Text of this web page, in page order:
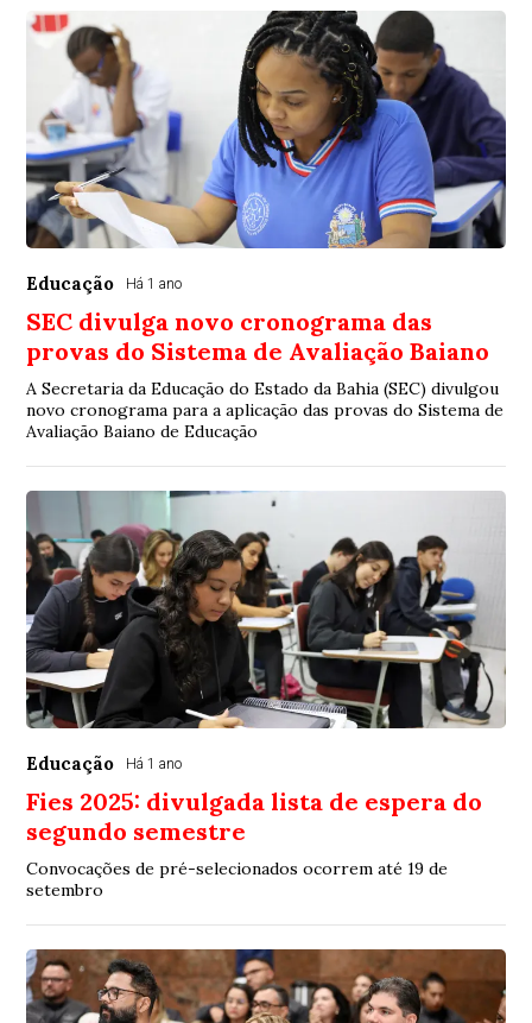
Educação Há 1 ano
SEC divulga novo cronograma das
provas do Sistema de Avaliação Baiano
A Secretaria da Educação do Estado da Bahia (SEC) divulgou
novo cronograma para a aplicação das provas do Sistema de
Avaliação Baiano de Educação
Educação Há 1 ano
Fies 2025: divulgada lista de espera do
segundo semestre
Convocações de pré-selecionados ocorrem até 19 de
setembro